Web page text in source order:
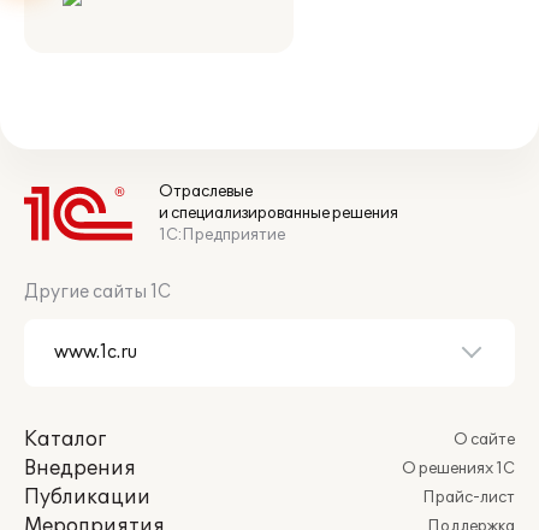
Отраслевые
и специализированные решения
1С:Предприятие
Другие сайты 1С
Каталог
Внедрения
Публикации
О сайте
О решениях 1С
Прайс-лист